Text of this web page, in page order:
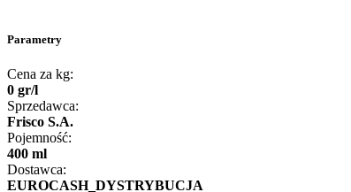
Parametry
Cena za kg:
0 gr/l
Sprzedawca:
Frisco S.A.
Pojemność:
400 ml
Dostawca:
EUROCASH_DYSTRYBUCJA